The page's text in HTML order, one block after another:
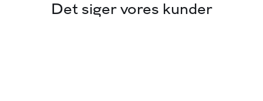
Det siger vores kunder